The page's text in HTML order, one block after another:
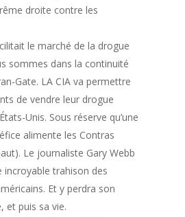
droite contre les
le marché de la drogue
sommes dans la continuité
Gate. LA CIA va permettre
de vendre leur drogue
Unis. Sous réserve qu’une
alimente les Contras
Le journaliste Gary Webb
incroyable trahison des
Et y perdra son
et puis sa vie.